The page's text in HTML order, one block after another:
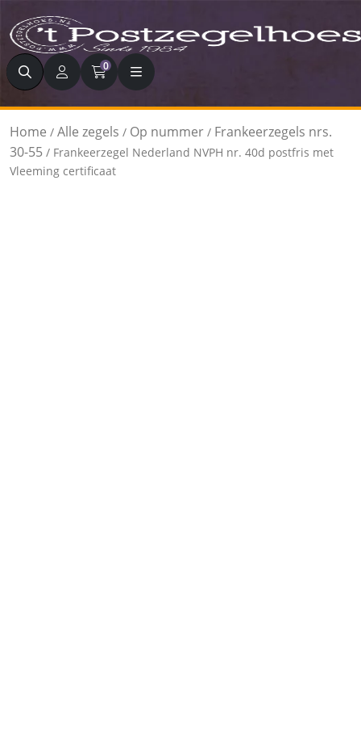
Zoeken 0
Home / Alle zegels / Op nummer / Frankeerzegels nrs.
30-55 / Frankeerzegel Nederland NVPH nr. 40d postfris met
Vleeming certificaat